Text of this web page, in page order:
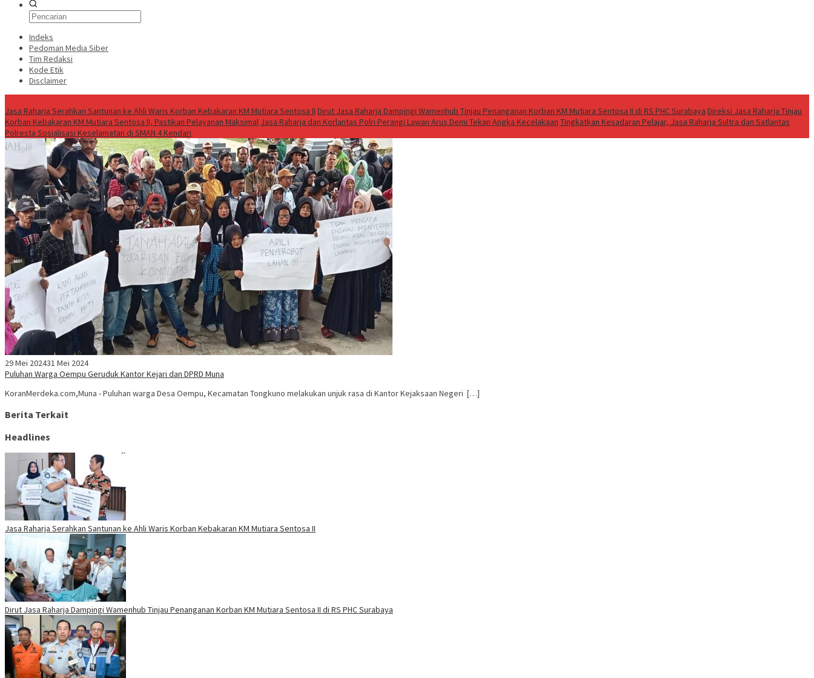
Indeks
Pedoman Media Siber
Tim Redaksi
Kode Etik
Disclaimer
Jasa Raharja Serahkan Santunan ke Ahli Waris Korban Kebakaran KM Mutiara Sentosa II Dirut Jasa Raharja Dampingi Wamenhub Tinjau Penanganan Korban KM Mutiara Sentosa II di RS PHC Surabaya Direksi Jasa Raharja Tinjau
Korban Kebakaran KM Mutiara Sentosa II, Pastikan Pelayanan Maksimal Jasa Raharja dan Korlantas Polri Perangi Lawan Arus Demi Tekan Angka Kecelakaan Tingkatkan Kesadaran Pelajar, Jasa Raharja Sultra dan Satlantas
Polresta Sosialisasi Keselamatan di SMAN 4 Kendari
29 Mei 202431 Mei 2024
Puluhan Warga Oempu Geruduk Kantor Kejari dan DPRD Muna
KoranMerdeka.com,Muna - Puluhan warga Desa Oempu, Kecamatan Tongkuno melakukan unjuk rasa di Kantor Kejaksaan Negeri […]
Berita Terkait
Headlines
Jasa Raharja Serahkan Santunan ke Ahli Waris Korban Kebakaran KM Mutiara Sentosa II
Dirut Jasa Raharja Dampingi Wamenhub Tinjau Penanganan Korban KM Mutiara Sentosa II di RS PHC Surabaya